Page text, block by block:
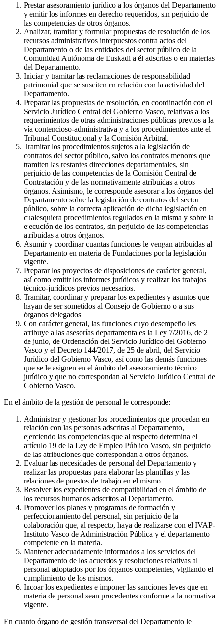
Prestar asesoramiento jurídico a los órganos del Departamento
y emitir los informes en derecho requeridos, sin perjuicio de
las competencias de otros órganos.
Analizar, tramitar y formular propuestas de resolución de los
recursos administrativos interpuestos contra actos del
Departamento o de las entidades del sector público de la
Comunidad Autónoma de Euskadi a él adscritas o en materias
del Departamento.
Iniciar y tramitar las reclamaciones de responsabilidad
patrimonial que se susciten en relación con la actividad del
Departamento.
Preparar las propuestas de resolución, en coordinación con el
Servicio Jurídico Central del Gobierno Vasco, relativas a los
requerimientos de otras administraciones públicas previos a la
vía contencioso-administrativa y a los procedimientos ante el
Tribunal Constitucional y la Comisión Arbitral.
Tramitar los procedimientos sujetos a la legislación de
contratos del sector público, salvo los contratos menores que
tramiten las restantes direcciones departamentales, sin
perjuicio de las competencias de la Comisión Central de
Contratación y de las normativamente atribuidas a otros
órganos. Asimismo, le corresponde asesorar a los órganos del
Departamento sobre la legislación de contratos del sector
público, sobre la correcta aplicación de dicha legislación en
cualesquiera procedimientos regulados en la misma y sobre la
ejecución de los contratos, sin perjuicio de las competencias
atribuidas a otros órganos.
Asumir y coordinar cuantas funciones le vengan atribuidas al
Departamento en materia de Fundaciones por la legislación
vigente.
Preparar los proyectos de disposiciones de carácter general,
así como emitir los informes jurídicos y realizar los trabajos
técnico-jurídicos previos necesarios.
Tramitar, coordinar y preparar los expedientes y asuntos que
hayan de ser sometidos al Consejo de Gobierno o a sus
órganos delegados.
Con carácter general, las funciones cuyo desempeño les
atribuye a las asesorías departamentales la Ley 7/2016, de 2
de junio, de Ordenación del Servicio Jurídico del Gobierno
Vasco y el Decreto 144/2017, de 25 de abril, del Servicio
Jurídico del Gobierno Vasco, así como las demás funciones
que se le asignen en el ámbito del asesoramiento técnico-
jurídico y que no correspondan al Servicio Jurídico Central de
Gobierno Vasco.
En el ámbito de la gestión de personal le corresponde:
Administrar y gestionar los procedimientos que procedan en
relación con las personas adscritas al Departamento,
ejerciendo las competencias que al respecto determina el
artículo 19 de la Ley de Empleo Público Vasco, sin perjuicio
de las atribuciones que correspondan a otros órganos.
Evaluar las necesidades de personal del Departamento y
realizar las propuestas para elaborar las plantillas y las
relaciones de puestos de trabajo en el mismo.
Resolver los expedientes de compatibilidad en el ámbito de
los recursos humanos adscritos al Departamento.
Promover los planes y programas de formación y
perfeccionamiento del personal, sin perjuicio de la
colaboración que, al respecto, haya de realizarse con el IVAP-
Instituto Vasco de Administración Pública y el departamento
competente en la materia.
Mantener adecuadamente informados a los servicios del
Departamento de los acuerdos y resoluciones relativas al
personal adoptados por los órganos competentes, vigilando el
cumplimiento de los mismos.
Incoar los expedientes e imponer las sanciones leves que en
materia de personal sean procedentes conforme a la normativa
vigente.
En cuanto órgano de gestión transversal del Departamento le